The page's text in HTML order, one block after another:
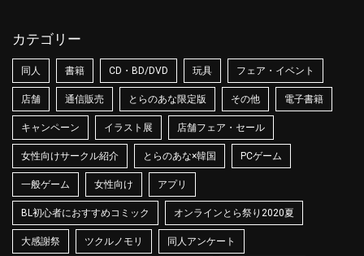
カテゴリー
同人 書籍 CD・BD/DVD 玩具 フェア・イベント
店舗 通信販売 とらのあな限定版 その他 電子書籍
キャンペーン イラスト展 店舗フェア・セール
女性向けサークル紹介 とらのあな×韓国 PCゲーム
一般ゲーム 女性向け アプリ
BL初心者におすすめコミック オンラインとら祭り2020夏
大感謝祭 ツクルノモリ 同人アンケート